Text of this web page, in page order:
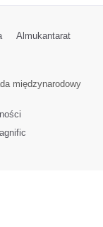
Almukantarat
międzynarodowy